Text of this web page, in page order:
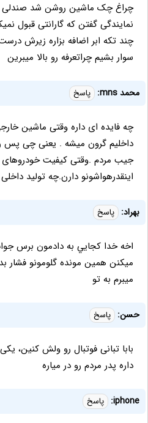
چراغ چک ماشین روشن شد
نمایندگی گفتن که گارانتی قبول
چند تکه ابر اضافه بزاره زیرش
سوار بشیم چراتعرفه رو بالا میبرین
محمد mns: پاسخ
چه فایده ای داره وقتی ماشین
داخلیم گرون میشه . یعنی چی پس
جیب مردم .وقتی کیفیت خودروهای
اینقدرهواشونو دارن.چه تولید
بهراد: پاسخ
اخه خدا كجايي به دادمون برس
ميكنن همين مونده گلومونو فشار
ميبرم به تو
حسن: پاسخ
بابا تبانی فوتبال رو ولش کنین،
داره پدر مردم رو در میاره
iphone: پاسخ